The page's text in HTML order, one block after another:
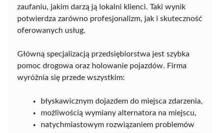
zaufaniu, jakim darzą ją lokalni klienci. Taki wynik
potwierdza zarówno profesjonalizm, jak i skuteczność
oferowanych usług.
Główną specjalizacją przedsiębiorstwa jest szybka
pomoc drogowa oraz holowanie pojazdów. Firma
wyróżnia się przede wszystkim:
błyskawicznym dojazdem do miejsca zdarzenia,
możliwością wymiany alternatora na miejscu,
natychmiastowym rozwiązaniem problemów